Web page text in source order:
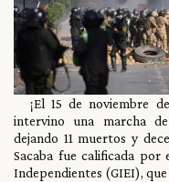
¡El 15 de noviembre
intervino una marcha
dejando 11 muertos y
Sacaba fue calificada
Independientes (GIEI),